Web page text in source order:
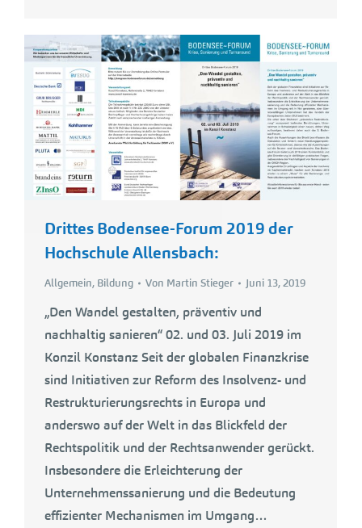
Drittes Bodensee-Forum 2019 der
Hochschule Allensbach:
Allgemein, Bildung Von Martin Stieger Juni 13, 2019
„Den Wandel gestalten, präventiv und
nachhaltig sanieren“ 02. und 03. Juli 2019 im
Konzil Konstanz Seit der globalen Finanzkrise
sind Initiativen zur Reform des Insolvenz- und
Restrukturierungsrechts in Europa und
anderswo auf der Welt in das Blickfeld der
Rechtspolitik und der Rechtsanwender gerückt.
Insbesondere die Erleichterung der
Unternehmenssanierung und die Bedeutung
effizienter Mechanismen im Umgang…